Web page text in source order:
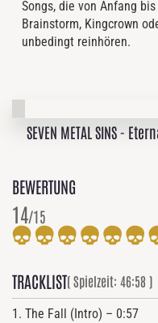
Songs, die von Anfang
Brainstorm, Kingcrown
unbedingt reinhören.
SEVEN METAL SINS -
BEWERTUNG
14/15
TRACKLIST( Spielzeit: 46:58 )
1. The Fall (Intro) – 0:57